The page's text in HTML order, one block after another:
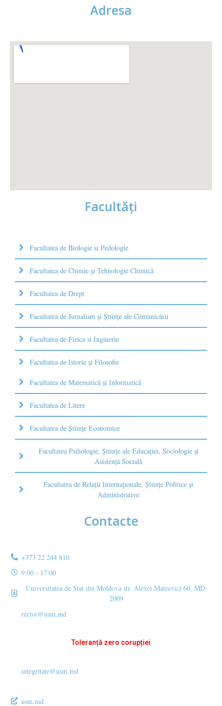
Adresa
Facultăţi
Facultatea de Biologie si Pedologie
Facultatea de Chimie şi Tehnologie Chimică
Facultatea de Drept
Facultatea de Jurnalism şi Ştiinţe ale Comunicării
Facultatea de Fizica si Inginerie
Facultatea de Istorie şi Filosofie
Facultatea de Matematică şi Informatică
Facultatea de Litere
Facultatea de Științe Economice
Facultatea Psihologie, Ştiinţe ale Educaţiei, Sociologie și
Asistență Socială
Facultatea de Relaţii Internaţionale, Ştiinţe Politice şi
Administrative
Contacte
+373 22 244 810
9:00 - 17:00
Universitatea de Stat din Moldova str. Alexei Mateevici 60, MD-
2009
rector@usm.md
Toleranță zero corupției
integritate@usm.md
usm.md